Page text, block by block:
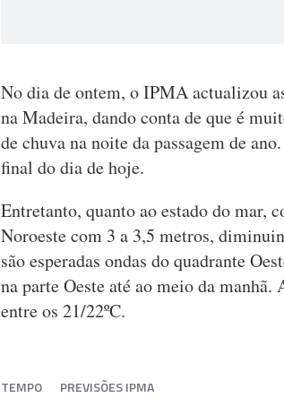
No dia de ontem, o IPMA actualizou
na Madeira, dando conta de que é
de chuva na noite da passagem de
final do dia de hoje.
Entretanto, quanto ao estado do mar,
Noroeste com 3 a 3,5 metros,
são esperadas ondas do quadrante
na parte Oeste até ao meio da
entre os 21/22ºC.
TEMPO PREVISÕES IPMA